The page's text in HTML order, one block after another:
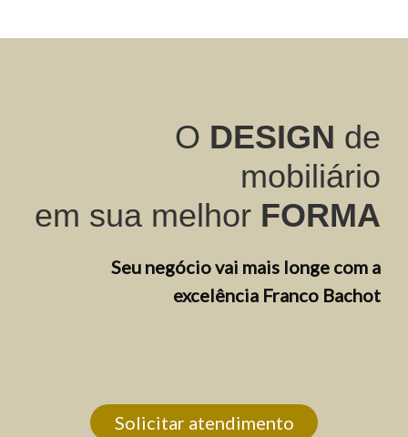
O DESIGN de
mobiliário
em sua melhor FORMA
Seu negócio vai mais longe com a
excelência Franco Bachot
Solicitar atendimento